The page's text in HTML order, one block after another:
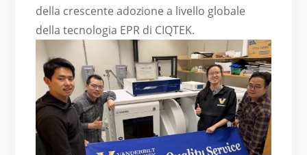
della crescente adozione a livello globale
della tecnologia EPR di CIQTEK.